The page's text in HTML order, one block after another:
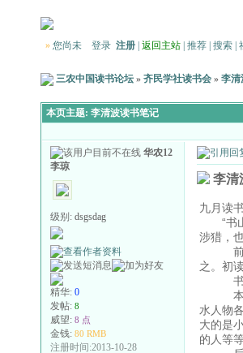
» 您尚未 登录 注册 返回主站 推荐 搜索
三农中国读书论坛 » 齐民学社读书会 » 李清
本页主题: 李清波读书笔记
华农12
李琼
级别: dsgsdag
精华: 0
发帖: 8
威望: 8 点
金钱: 80 RMB
注册时间:2013-10-28
李清
九月读
“书山
涉猎，
前段
之。初
书中
本书
水人物
大的是
的人等